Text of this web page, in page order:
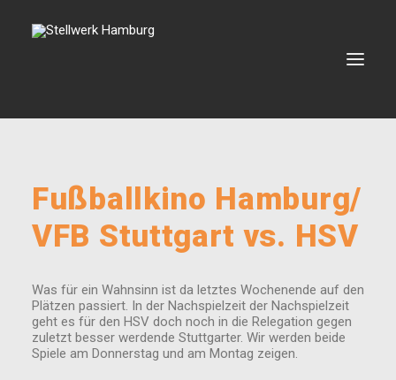
VERMIETUNG
BOOKING
KONTAKT
SEARCH
Fußballkino Hamburg/
VFB Stuttgart vs. HSV
Was für ein Wahnsinn ist da letztes Wochenende auf den
Plätzen passiert. In der Nachspielzeit der Nachspielzeit
geht es für den HSV doch noch in die Relegation gegen
zuletzt besser werdende Stuttgarter. Wir werden beide
Spiele am Donnerstag und am Montag zeigen.